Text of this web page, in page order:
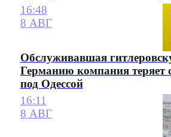
16:48
8 АВГ
Обслуживавшая
Германию компания теряет
под Одессой
16:11
8 АВГ